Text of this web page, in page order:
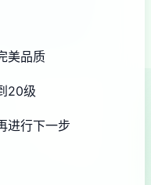
美品质
20级
进行下一步